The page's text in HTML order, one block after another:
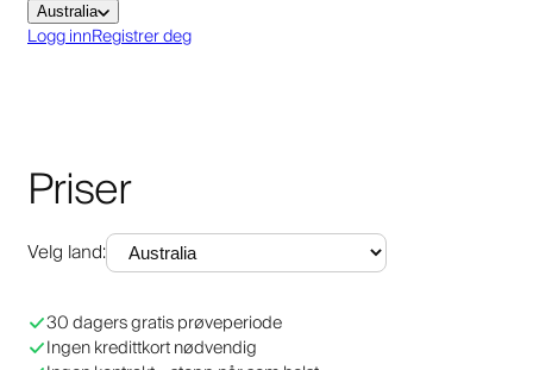
Australia
Logg innRegistrer deg
Priser
Velg land:
30 dagers gratis prøveperiode
Ingen kredittkort nødvendig